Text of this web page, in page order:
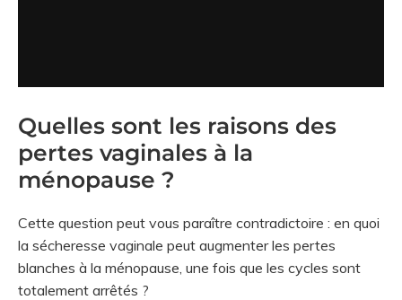
Quelles sont les raisons des
pertes vaginales à la
ménopause ?
Cette question peut vous paraître contradictoire : en quoi
la sécheresse vaginale peut augmenter les pertes
blanches à la ménopause, une fois que les cycles sont
totalement arrêtés ?